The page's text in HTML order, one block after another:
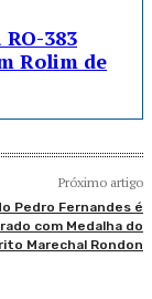
383
Rolim de
Próximo artigo
Pedro Fernandes é
com Medalha do
Marechal Rondon